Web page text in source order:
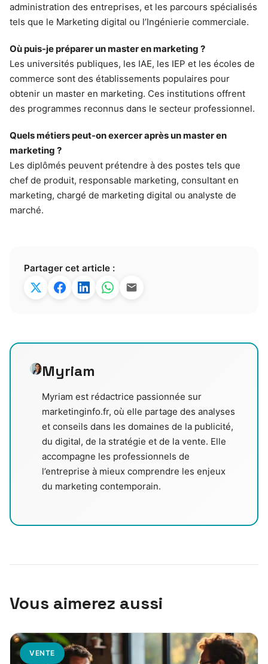
administration des entreprises, et les parcours spécialisés
tels que le Marketing digital ou l’Ingénierie commerciale.
Où puis-je préparer un master en marketing ?
Les universités publiques, les IAE, les IEP et les écoles de
commerce sont des établissements populaires pour
obtenir un master en marketing. Ces institutions offrent
des programmes reconnus dans le secteur professionnel.
Quels métiers peut-on exercer après un master en
marketing ?
Les diplômés peuvent prétendre à des postes tels que
chef de produit, responsable marketing, consultant en
marketing, chargé de marketing digital ou analyste de
marché.
Partager cet article :
Myriam
Myriam est rédactrice passionnée sur
marketinginfo.fr, où elle partage des analyses
et conseils dans les domaines de la publicité,
du digital, de la stratégie et de la vente. Elle
accompagne les professionnels de
l’entreprise à mieux comprendre les enjeux
du marketing contemporain.
Vous aimerez aussi
VENTE